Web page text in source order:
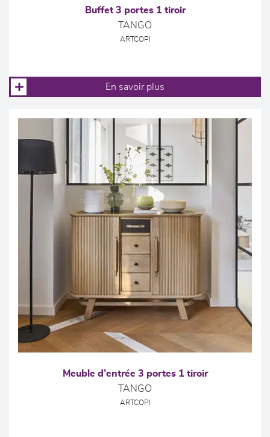
Buffet 3 portes 1 tiroir
TANGO
ARTCOPI
En savoir plus
Meuble d’entrée 3 portes 1 tiroir
TANGO
ARTCOPI